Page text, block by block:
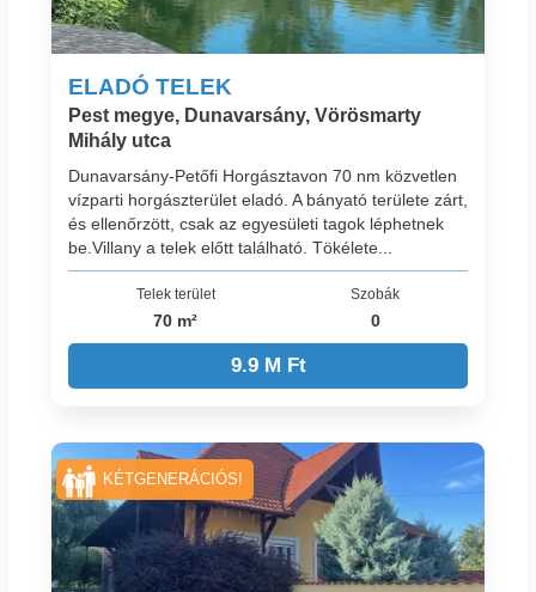
ELADÓ TELEK
Pest megye, Dunavarsány, Vörösmarty
Mihály utca
Dunavarsány-Petőfi Horgásztavon 70 nm közvetlen
vízparti horgászterület eladó. A bányató területe zárt,
és ellenőrzött, csak az egyesületi tagok léphetnek
be.Villany a telek előtt található. Tökélete...
Telek terület
70 m²
Szobák
0
9.9 M Ft
KÉTGENERÁCIÓS!